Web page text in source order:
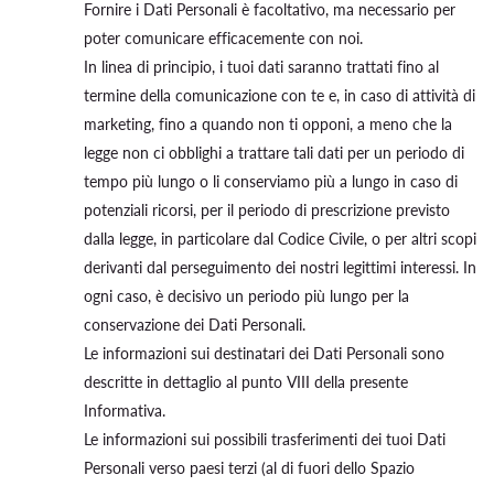
Fornire i Dati Personali è facoltativo, ma necessario per
poter comunicare efficacemente con noi.
In linea di principio, i tuoi dati saranno trattati fino al
termine della comunicazione con te e, in caso di attività di
marketing, fino a quando non ti opponi, a meno che la
legge non ci obblighi a trattare tali dati per un periodo di
tempo più lungo o li conserviamo più a lungo in caso di
potenziali ricorsi, per il periodo di prescrizione previsto
dalla legge, in particolare dal Codice Civile, o per altri scopi
derivanti dal perseguimento dei nostri legittimi interessi. In
ogni caso, è decisivo un periodo più lungo per la
conservazione dei Dati Personali.
Le informazioni sui destinatari dei Dati Personali sono
descritte in dettaglio al punto VIII della presente
Informativa.
Le informazioni sui possibili trasferimenti dei tuoi Dati
Personali verso paesi terzi (al di fuori dello Spazio